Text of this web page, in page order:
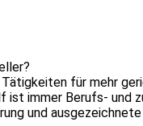
für mehr
ist immer Berufs- und
und